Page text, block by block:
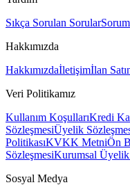
Sıkça Sorulan Sorular
Hakkımızda
Hakkımızdaİletişimİlan
Veri Politikamız
Kullanım KoşullarıKredi
SözleşmesiÜyelik
PolitikasıKVKK MetniÖn
SözleşmesiKurumsal Üyelik
Sosyal Medya